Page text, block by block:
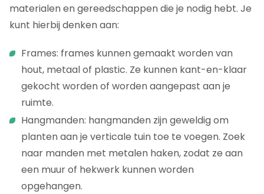
materialen en gereedschappen die je nodig hebt. Je
kunt hierbij denken aan:
Frames: frames kunnen gemaakt worden van
hout, metaal of plastic. Ze kunnen kant-en-klaar
gekocht worden of worden aangepast aan je
ruimte.
Hangmanden: hangmanden zijn geweldig om
planten aan je verticale tuin toe te voegen. Zoek
naar manden met metalen haken, zodat ze aan
een muur of hekwerk kunnen worden
opgehangen.